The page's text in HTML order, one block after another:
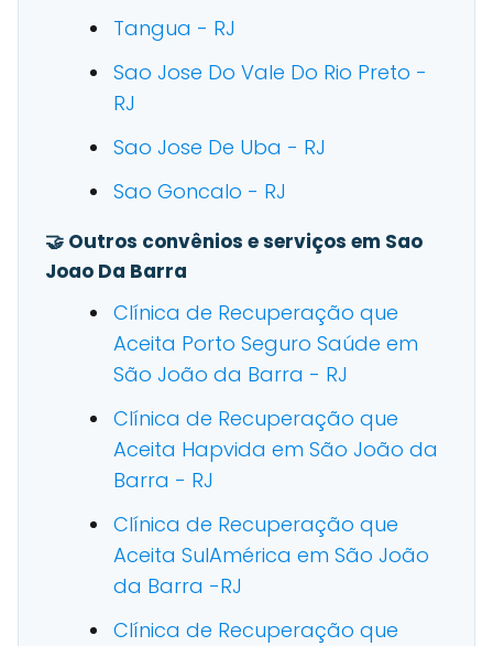
Tangua - RJ
Sao Jose Do Vale Do Rio Preto -
RJ
Sao Jose De Uba - RJ
Sao Goncalo - RJ
🤝 Outros convênios e serviços em Sao
Joao Da Barra
Clínica de Recuperação que
Aceita Porto Seguro Saúde em
São João da Barra - RJ
Clínica de Recuperação que
Aceita Hapvida em São João da
Barra - RJ
Clínica de Recuperação que
Aceita SulAmérica em São João
da Barra -RJ
Clínica de Recuperação que